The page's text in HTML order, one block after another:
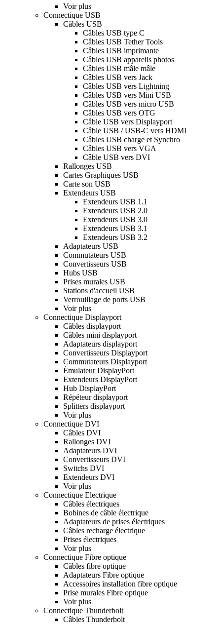
Voir plus
Connectique USB
Câbles USB
Câbles USB type C
Câbles USB Tether Tools
Câbles USB imprimante
Câbles USB appareils photos
Câbles USB mâle mâle
Câbles USB vers Jack
Câbles USB vers Lightning
Câbles USB vers Mini USB
Câbles USB vers micro USB
Câbles USB vers OTG
Câble USB vers Displayport
Câble USB / USB-C vers HDMI
Câbles USB charge et Synchro
Câbles USB vers VGA
Câble USB vers DVI
Rallonges USB
Cartes Graphiques USB
Carte son USB
Extendeurs USB
Extendeurs USB 1.1
Extendeurs USB 2.0
Extendeurs USB 3.0
Extendeurs USB 3.1
Extendeurs USB 3.2
Adaptateurs USB
Commutateurs USB
Convertisseurs USB
Hubs USB
Prises murales USB
Stations d'accueil USB
Verrouillage de ports USB
Voir plus
Connectique Displayport
Câbles displayport
Câbles mini displayport
Adaptateurs displayport
Convertisseurs Displayport
Commutateurs Displayport
Émulateur DisplayPort
Extendeurs DisplayPort
Hub DisplayPort
Répéteur displayport
Splitters displayport
Voir plus
Connectique DVI
Câbles DVI
Rallonges DVI
Adaptateurs DVI
Convertisseurs DVI
Switchs DVI
Extendeurs DVI
Voir plus
Connectique Electrique
Câbles électriques
Bobines de câble électrique
Adaptateurs de prises électriques
Câbles recharge électrique
Prises électriques
Voir plus
Connectique Fibre optique
Câbles fibre optique
Adaptateurs Fibre optique
Accessoires installation fibre optique
Prise murales Fibre optique
Voir plus
Connectique Thunderbolt
Câbles Thunderbolt